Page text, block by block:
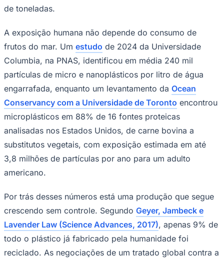
de toneladas.
A exposição humana não depende do consumo de
frutos do mar. Um estudo de 2024 da Universidade
Columbia, na PNAS, identificou em média 240 mil
partículas de micro e nanoplásticos por litro de água
engarrafada, enquanto um levantamento da Ocean
Conservancy com a Universidade de Toronto encontrou
microplásticos em 88% de 16 fontes proteicas
analisadas nos Estados Unidos, de carne bovina a
substitutos vegetais, com exposição estimada em até
3,8 milhões de partículas por ano para um adulto
americano.
Por trás desses números está uma produção que segue
crescendo sem controle. Segundo Geyer, Jambeck e
Lavender Law (Science Advances, 2017), apenas 9% de
todo o plástico já fabricado pela humanidade foi
reciclado. As negociações de um tratado global contra a